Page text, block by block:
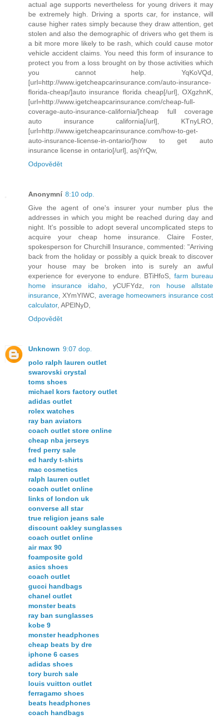
actual age supports nevertheless for young drivers it may
be extremely high. Driving a sports car, for instance, will
cause higher rates simply because they draw attention, get
stolen and also the demographic of drivers who get them is
a bit more more likely to be rash, which could cause motor
vehicle accident claims. You need this form of insurance to
protect you from a loss brought on by those activities which
you cannot help. YqKoVQd,
[url=http://www.igetcheapcarinsurance.com/auto-insurance-
florida-cheap/]auto insurance florida cheap[/url], OXgzhnK,
[url=http://www.igetcheapcarinsurance.com/cheap-full-
coverage-auto-insurance-california/]cheap full coverage
auto insurance california[/url], KTnyLRO,
[url=http://www.igetcheapcarinsurance.com/how-to-get-
auto-insurance-license-in-ontario/]how to get auto
insurance license in ontario[/url], asjYrQw,
Odpovědět
Anonymní 8:10 odp.
Give the agent of one's insurer your number plus the
addresses in which you might be reached during day and
night. It's possible to adopt several uncomplicated steps to
acquire your cheap home insurance. Claire Foster,
spokesperson for Churchill Insurance, commented: "Arriving
back from the holiday or possibly a quick break to discover
your house may be broken into is surely an awful
experience for everyone to endure. BTiHfoS, farm bureau
home insurance idaho, yCUFYdz, ron house allstate
insurance, XYmYIWC, average homeowners insurance cost
calculator, APElNyD,
Odpovědět
Unknown 9:07 dop.
polo ralph lauren outlet
swarovski crystal
toms shoes
michael kors factory outlet
adidas outlet
rolex watches
ray ban aviators
coach outlet store online
cheap nba jerseys
fred perry sale
ed hardy t-shirts
mac cosmetics
ralph lauren outlet
coach outlet online
links of london uk
converse all star
true religion jeans sale
discount oakley sunglasses
coach outlet online
air max 90
foamposite gold
asics shoes
coach outlet
gucci handbags
chanel outlet
monster beats
ray ban sunglasses
kobe 9
monster headphones
cheap beats by dre
iphone 6 cases
adidas shoes
tory burch sale
louis vuitton outlet
ferragamo shoes
beats headphones
coach handbags